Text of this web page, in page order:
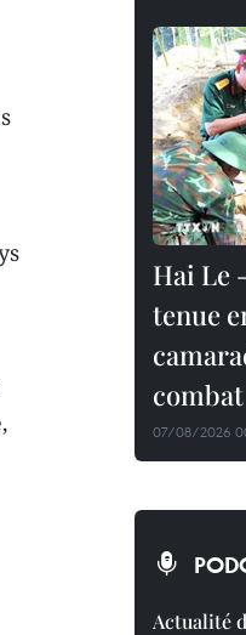
Hai Le
tenue
combat
07/08/2026
Actualité